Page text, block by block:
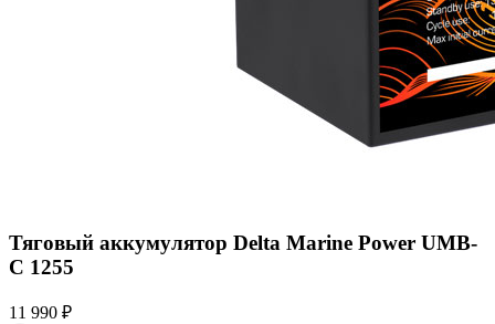
Тяговый аккумулятор Delta Marine Power UMB-
C 1255
11 990 ₽